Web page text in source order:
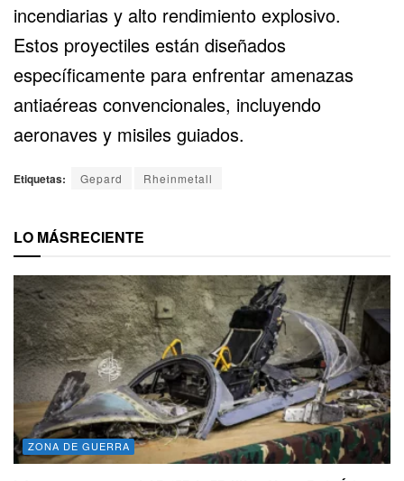
incendiarias y alto rendimiento explosivo.
Estos proyectiles están diseñados
específicamente para enfrentar amenazas
antiaéreas convencionales, incluyendo
aeronaves y misiles guiados.
Etiquetas: Gepard Rheinmetall
LO MÁSRECIENTE
ZONA DE GUERRA